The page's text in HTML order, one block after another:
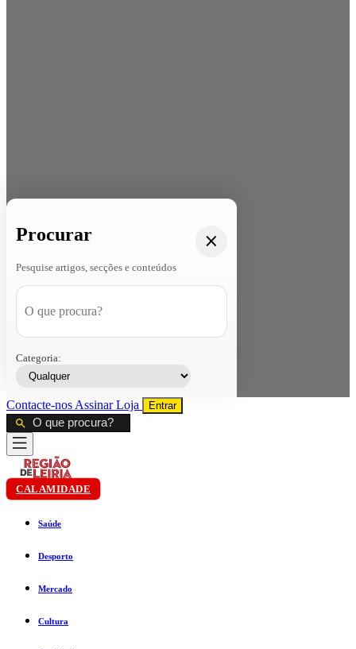
Procurar
Pesquise artigos, secções e conteúdos
Categoria:
Contacte-nos AssinarLoja Entrar
CALAMIDADE
Saúde
Desporto
Mercado
Cultura